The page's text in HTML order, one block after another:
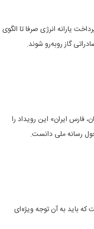
یارانه انرژی صرفا تا الگوی
گاز روبه‌رو شوند.
فارس ایران» این رویداد را
رسانه ملی دانست.
باید به آن توجه ویژه‌ای